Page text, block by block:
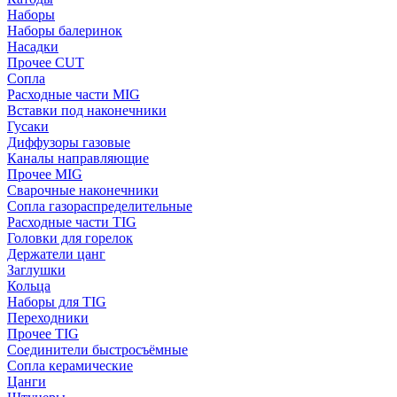
Наборы
Наборы балеринок
Насадки
Прочее CUT
Сопла
Расходные части MIG
Вставки под наконечники
Гусаки
Диффузоры газовые
Каналы направляющие
Прочее MIG
Сварочные наконечники
Сопла газораспределительные
Расходные части TIG
Головки для горелок
Держатели цанг
Заглушки
Кольца
Наборы для TIG
Переходники
Прочее TIG
Соединители быстросъёмные
Сопла керамические
Цанги